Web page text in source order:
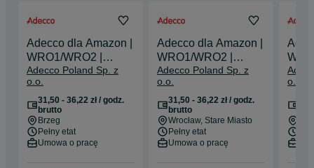
Adecco dla Amazon |
WRO1/WRO2 |
stawka do 36,22 zł/h
brutto*
Adecco Poland Sp. z
o.o.
31,50 - 36,22 zł / godz.
brutto
Brzeg
Pełny etat
Umowa o pracę
Adecco dla Amazon |
WRO1/WRO2 |
stawka do 36,22 zł/h
brutto*
Adecco Poland Sp. z
o.o.
31,50 - 36,22 zł / godz.
brutto
Wrocław, Stare Miasto
Pełny etat
Umowa o pracę
o.o.